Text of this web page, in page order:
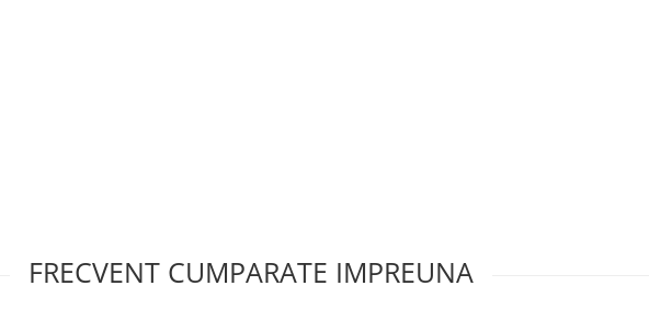
FRECVENT CUMPARATE IMPREUNA